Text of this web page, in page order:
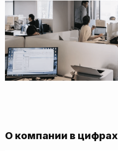
О компании в цифрах